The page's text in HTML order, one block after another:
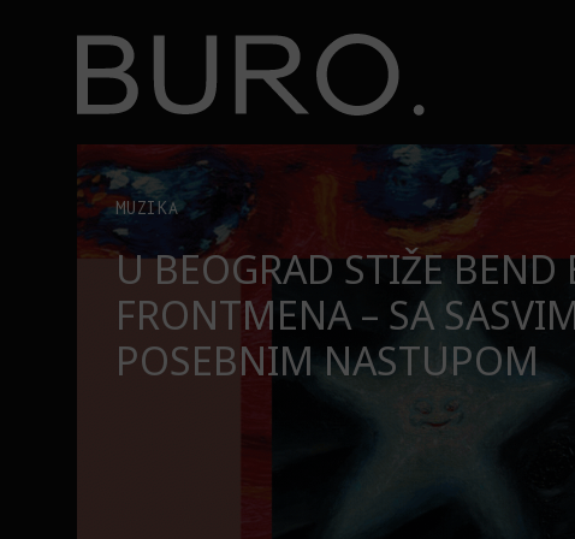
BURO.
KNJIGE
TRI KNJIGE KOJE
ČITA NA PLAŽI OVOG
Tri knjige koje Valentina Bakti čita na plaži ovog leta